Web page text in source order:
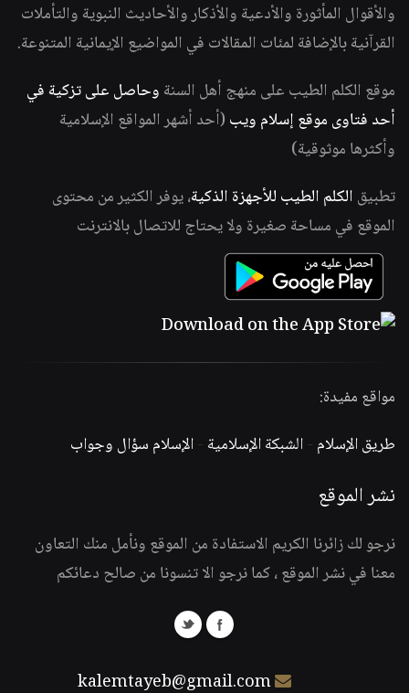
والأقوال المأثورة والأدعية والأذكار والأحاديث النبوية والتأملات
القرآنية بالإضافة لمئات المقالات في المواضيع الإيمانية المتنوعة.
موقع الكلم الطيب على منهج أهل السنة وحاصل على تزكية في
أحد فتاوى موقع إسلام ويب (أحد أشهر المواقع الإسلامية
وأكثرها موثوقية)
تطبيق الكلم الطيب للأجهزة الذكية، يوفر الكثير من محتوى
الموقع في مساحة صغيرة ولا يحتاج للاتصال بالانترنت
مواقع مفيدة:
طريق الإسلام -الشبكة الإسلامية -الإسلام سؤال وجواب
نشر الموقع
نرجو لك زائرنا الكريم الاستفادة من الموقع ونأمل منك التعاون
معنا في نشر الموقع ، كما نرجو الا تنسونا من صالح دعائكم
kalemtayeb@gmail.com